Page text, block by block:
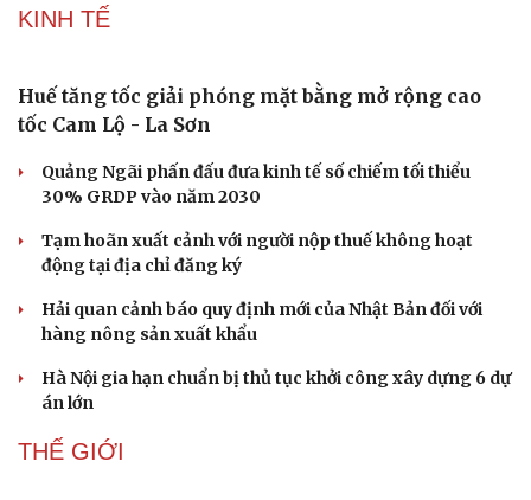
KINH TẾ
Huế tăng tốc giải phóng mặt bằng mở rộng cao
tốc Cam Lộ - La Sơn
Quảng Ngãi phấn đấu đưa kinh tế số chiếm tối thiểu
30% GRDP vào năm 2030
Tạm hoãn xuất cảnh với người nộp thuế không hoạt
động tại địa chỉ đăng ký
Hải quan cảnh báo quy định mới của Nhật Bản đối với
hàng nông sản xuất khẩu
Hà Nội gia hạn chuẩn bị thủ tục khởi công xây dựng 6 dự
án lớn
THẾ GIỚI